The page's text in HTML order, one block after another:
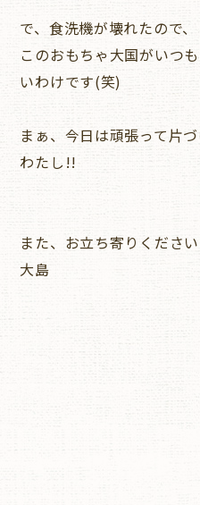
で、食洗機が壊れたので、
このおもちゃ大国がいつ
いわけです(笑)
まぁ、今日は頑張って片
わたし!!
また、お立ち寄りください
大島